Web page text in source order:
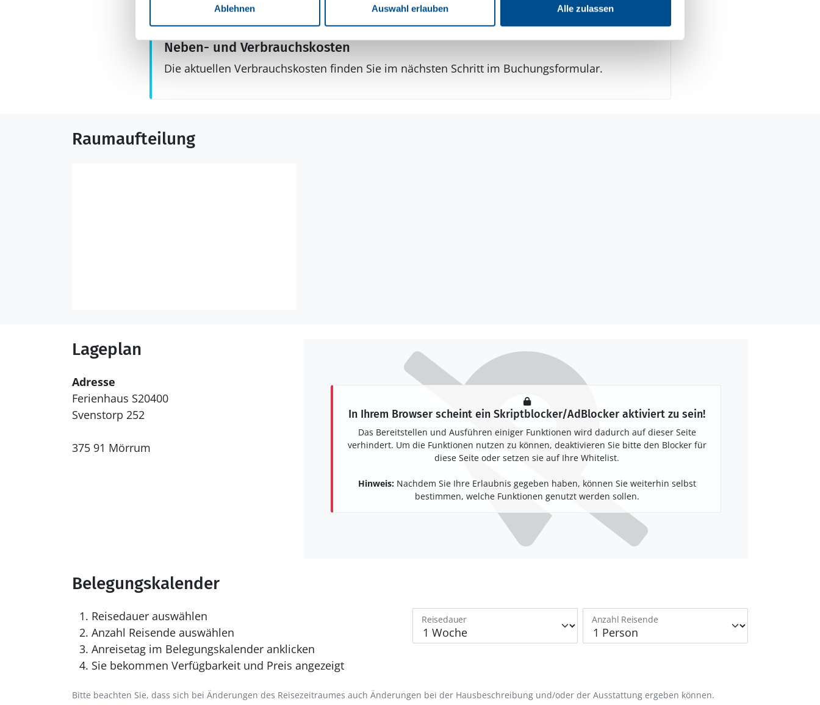
Ablehnen Auswahl erlauben Alle zulassen
Neben- und Verbrauchskosten
Die aktuellen Verbrauchskosten finden Sie im nächsten Schritt im Buchungsformular.
Raumaufteilung
Lageplan
Adresse
Ferienhaus S20400
Svenstorp 252
375 91 Mörrum
In Ihrem Browser scheint ein Skriptblocker/AdBlocker aktiviert zu sein!
Das Bereitstellen und Ausführen einiger Funktionen wird dadurch auf dieser Seite
verhindert. Um die Funktionen nutzen zu können, deaktivieren Sie bitte den Blocker für
diese Seite oder setzen sie auf Ihre Whitelist.
Hinweis:Nachdem Sie Ihre Erlaubnis gegeben haben, können Sie weiterhin selbst
bestimmen, welche Funktionen genutzt werden sollen.
Belegungskalender
Reisedauer auswählen
Anzahl Reisende auswählen
Anreisetag im Belegungskalender anklicken
Sie bekommen Verfügbarkeit und Preis angezeigt
Reisedauer Anzahl Reisende
Bitte beachten Sie, dass sich bei Änderungen des Reisezeitraumes auch Änderungen bei der Hausbeschreibung und/oder der Ausstattung ergeben können.